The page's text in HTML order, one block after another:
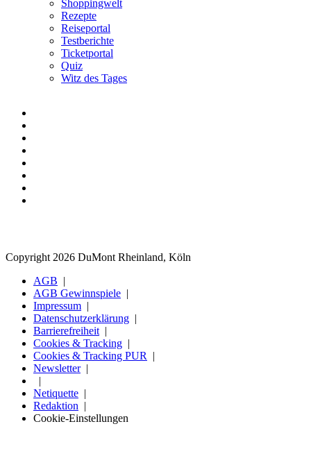
Shoppingwelt
Rezepte
Reiseportal
Testberichte
Ticketportal
Quiz
Witz des Tages
Copyright 2026 DuMont Rheinland, Köln
AGB
AGB Gewinnspiele
Impressum
Datenschutzerklärung
Barrierefreiheit
Cookies & Tracking
Cookies & Tracking PUR
Newsletter
Netiquette
Redaktion
Cookie-Einstellungen